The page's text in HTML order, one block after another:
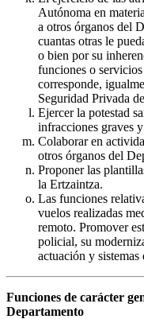
Autónoma en
a otros órganos del
cuantas otras le
o bien por su
funciones o
corresponde,
Seguridad Privada
Ejercer la potestad
infracciones graves
Colaborar en
otros órganos del
Proponer las
la Ertzaintza.
Las funciones
vuelos realizadas
remoto. Promover
policial, su
actuación y
Funciones de carácter
Departamento